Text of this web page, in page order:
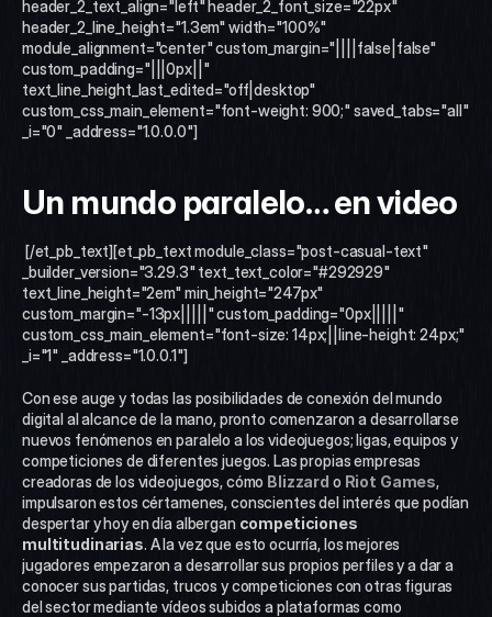
header_2_text_align="left" header_2_font_size="22px"
header_2_line_height="1.3em" width="100%"
module_alignment="center" custom_margin="||||false|false"
custom_padding="|||0px||"
text_line_height_last_edited="off|desktop"
custom_css_main_element="font-weight: 900;" saved_tabs="all"
_i="0" _address="1.0.0.0"]
Un mundo paralelo… en video
_builder_version="3.29.3" text_text_color="#292929"
text_line_height="2em" min_height="247px"
custom_margin="-13px|||||" custom_padding="0px|||||"
custom_css_main_element="font-size: 14px;||line-height: 24px;"
_i="1" _address="1.0.0.1"]
Con ese auge y todas las posibilidades de conexión del mundo
digital al alcance de la mano, pronto comenzaron a desarrollarse
nuevos fenómenos en paralelo a los videojuegos; ligas, equipos y
competiciones de diferentes juegos. Las propias empresas
creadoras de los videojuegos, cómo Blizzard o Riot Games,
impulsaron estos cértamenes, conscientes del interés que podían
despertar y hoy en día albergan competiciones
multitudinarias. A la vez que esto ocurría, los mejores
jugadores empezaron a desarrollar sus propios perfiles y a dar a
conocer sus partidas, trucos y competiciones con otras figuras